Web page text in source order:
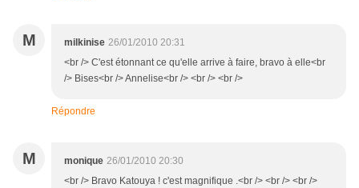
M milkinise 26/01/2010 20:31
<br /> C'est étonnant ce qu'elle arrive à faire, bravo à elle<br
/> Bises<br /> Annelise<br /> <br /> <br />
Répondre
M monique 26/01/2010 20:30
<br /> Bravo Katouya ! c'est magnifique .<br /> <br /> <br />